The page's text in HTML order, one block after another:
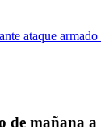
ataque
de mañana